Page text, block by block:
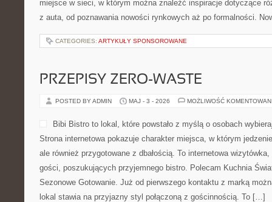
miejsce w sieci, w którym można znaleźć inspiracje dotyczące
z auta, od poznawania nowości rynkowych aż po formalności.
CATEGORIES: ARTYKUŁY SPONSOROWANE
PRZEPISY ZERO-WASTE
POSTED BY ADMIN MAJ - 3 - 2026 MOŻLIWOŚĆ
Bibi Bistro to lokal, które powstało z myślą o osobach
Strona internetowa pokazuje charakter miejsca, w którym
ale również przygotowane z dbałością. To internetowa
gości, poszukujących przyjemnego bistro. Polecam Kuchnia
Sezonowe Gotowanie. Już od pierwszego kontaktu z marką
lokal stawia na przyjazny styl połączoną z gościnnością. To […]